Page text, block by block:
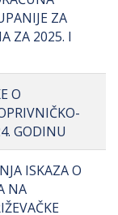
ZA
ZA 2025. I
O
GODINU
ISKAZA O
NA